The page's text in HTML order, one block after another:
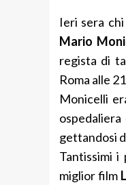
Ieri sera
Mario
regista di
Roma alle
Monicelli
gettandosi
Tantissimi i
miglior film